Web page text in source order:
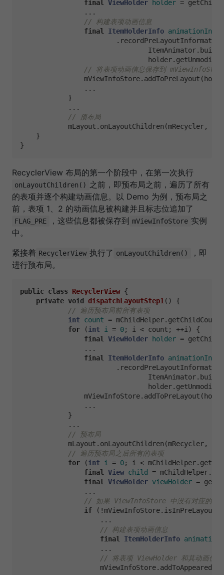
final ViewHolder holder =
                ...
// 构建表项动画信息
final
ItemHolderInfo animationInfo
// 将表项动画信息保存到
                ...
            }
            ...
// 预布局
mLayout.onLayoutChildren(mRecycler,
    }
RecyclerView 布局的第一个阶段中，在第一次执行
onLayoutChildren() 之前，即预布局之前，遍历了所有
的表项并逐个构建动画信息。以 Demo 为例，预布局之
前，表项 1、2 的动画信息被构建并且标志位追加了
FLAG_PRE ，这些信息都被保存到 mViewInfoStore 实例
中。
紧接着 RecyclerView 执行了 onLayoutChildren()
，即
进行预布局。
public class RecyclerView {
private void dispatchLayoutStep1 ()
{
// 遍历预布局前所有表项
int count =
for (int i = 0; i < count; ++i) {
final
ViewHolder holder =
                ...
final
ItemHolderInfo animationInfo
                ...
            }
            ...
// 预布局
mLayout.onLayoutChildren(mRecycler,
// 遍历预布局之后所有的表项
for (int i = 0; i <
final
View child =
final
ViewHolder viewHolder =
                ...
// 如果 ViewInfoStore 中没有对应的
if
                    ...
// 构建表项动画信息
final
ItemHolderInfo
                    ...
// 将表项 ViewHolder 和其动画信